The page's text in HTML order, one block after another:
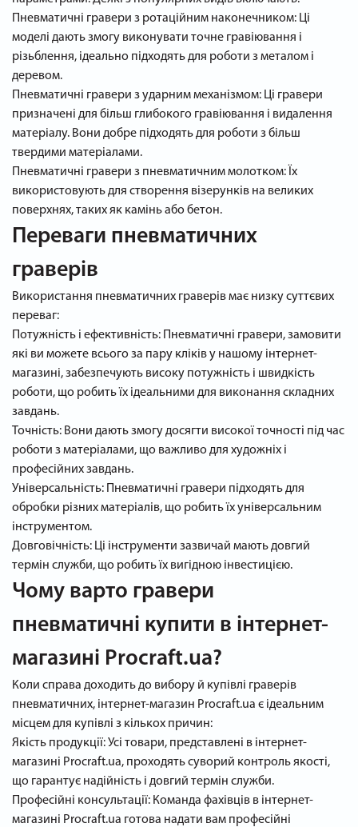
Пневматичні гравери з ротаційним наконечником: Ці
моделі дають змогу виконувати точне гравіювання і
різьблення, ідеально підходять для роботи з металом і
деревом.
Пневматичні гравери з ударним механізмом: Ці гравери
призначені для більш глибокого гравіювання і видалення
матеріалу. Вони добре підходять для роботи з більш
твердими матеріалами.
Пневматичні гравери з пневматичним молотком: Їх
використовують для створення візерунків на великих
поверхнях, таких як камінь або бетон.
Переваги пневматичних
граверів
Використання пневматичних граверів має низку суттєвих
переваг:
Потужність і ефективність: Пневматичні гравери, замовити
які ви можете всього за пару кліків у нашому інтернет-
магазині, забезпечують високу потужність і швидкість
роботи, що робить їх ідеальними для виконання складних
завдань.
Точність: Вони дають змогу досягти високої точності під час
роботи з матеріалами, що важливо для художніх і
професійних завдань.
Універсальність: Пневматичні гравери підходять для
обробки різних матеріалів, що робить їх універсальним
інструментом.
Довговічність: Ці інструменти зазвичай мають довгий
термін служби, що робить їх вигідною інвестицією.
Чому варто гравери
пневматичні купити в інтернет-
магазині Procraft.ua?
Коли справа доходить до вибору й купівлі граверів
пневматичних, інтернет-магазин Procraft.ua є ідеальним
місцем для купівлі з кількох причин:
Якість продукції: Усі товари, представлені в інтернет-
магазині Procraft.ua, проходять суворий контроль якості,
що гарантує надійність і довгий термін служби.
Професійні консультації: Команда фахівців в інтернет-
магазині Procraft.ua готова надати вам професійні